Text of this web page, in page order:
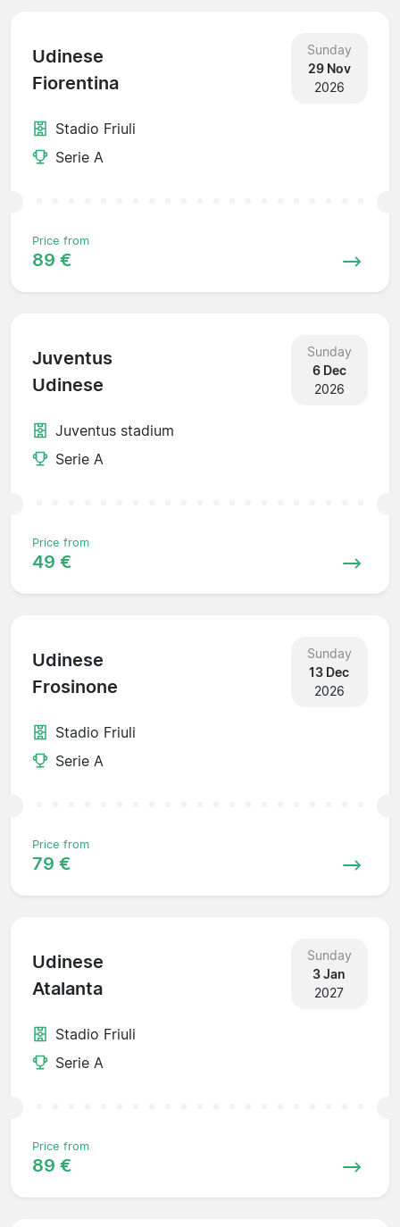
Udinese
Fiorentina
Sunday
29 Nov
2026
Stadio Friuli
Serie A
Price from
89 €
Juventus
Udinese
Sunday
6 Dec
2026
Juventus stadium
Serie A
Price from
49 €
Udinese
Frosinone
Sunday
13 Dec
2026
Stadio Friuli
Serie A
Price from
79 €
Udinese
Atalanta
Sunday
3 Jan
2027
Stadio Friuli
Serie A
Price from
89 €